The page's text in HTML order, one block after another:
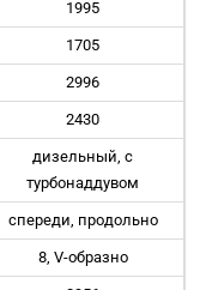
1995
1705
2996
2430
дизельный, с
турбонаддувом
спереди, продольно
8, V-образно